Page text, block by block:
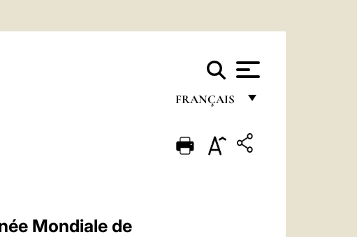
FRANÇAIS
ENGLISH
Mondiale de